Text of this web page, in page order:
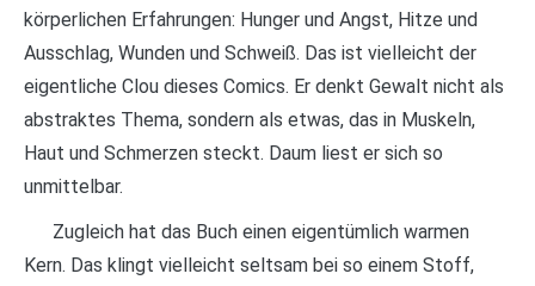
körperlichen Erfahrungen: Hunger und Angst, Hitze und
Ausschlag, Wunden und Schweiß. Das ist vielleicht der
eigentliche Clou dieses Comics. Er denkt Gewalt nicht als
abstraktes Thema, sondern als etwas, das in Muskeln,
Haut und Schmerzen steckt. Daum liest er sich so
unmittelbar.
Zugleich hat das Buch einen eigentümlich warmen
Kern. Das klingt vielleicht seltsam bei so einem Stoff,